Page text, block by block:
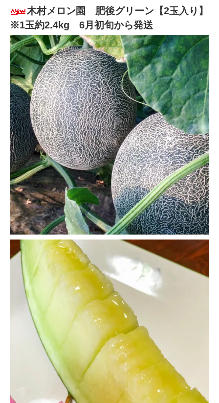
木村メロン園 肥後グリーン【2玉入り】
※1玉約2.4kg 6月初旬から発送